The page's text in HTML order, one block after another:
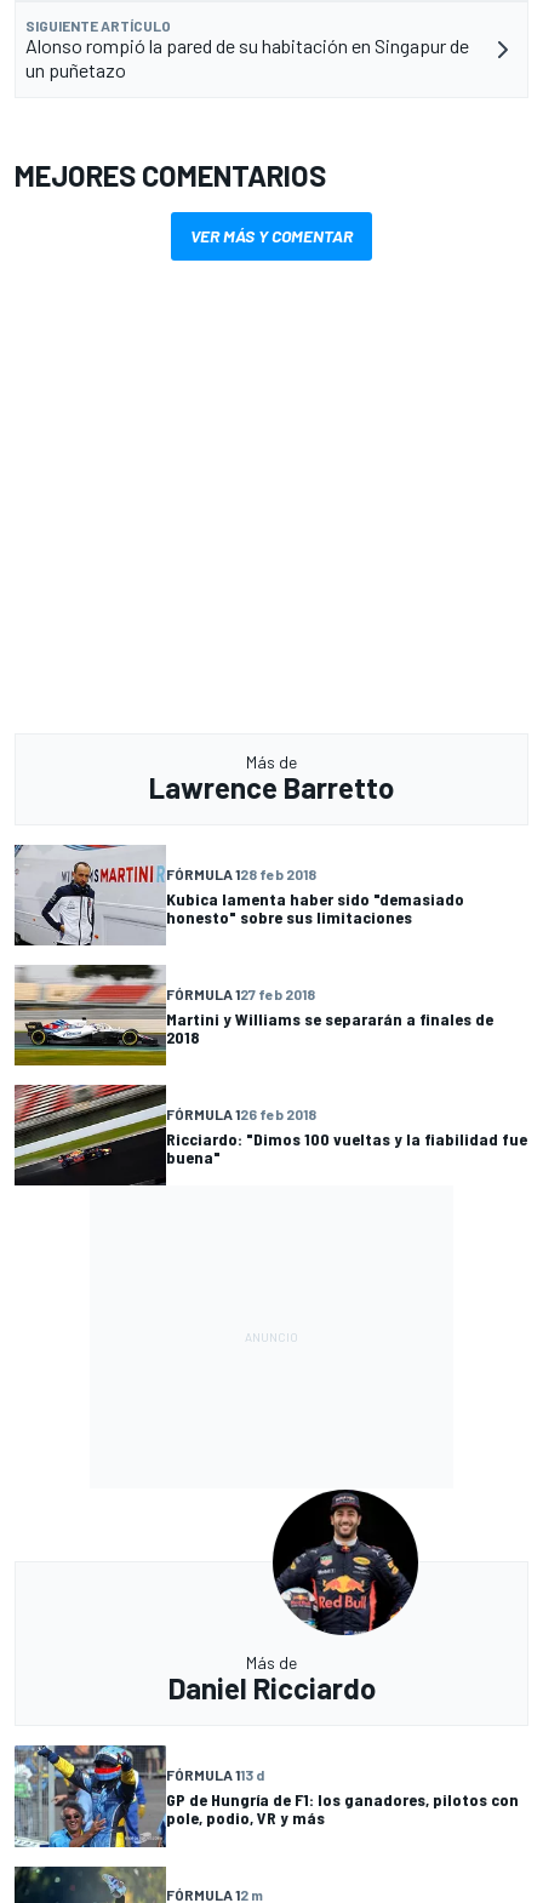
SIGUIENTE ARTÍCULO
Alonso rompió la pared de su habitación en Singapur de
un puñetazo
MEJORES COMENTARIOS
VER MÁS Y COMENTAR
Más de
Lawrence Barretto
FÓRMULA 128 feb 2018
Kubica lamenta haber sido "demasiado
honesto" sobre sus limitaciones
FÓRMULA 127 feb 2018
Martini y Williams se separarán a finales de
2018
FÓRMULA 126 feb 2018
Ricciardo: "Dimos 100 vueltas y la fiabilidad fue
buena"
Más de
Daniel Ricciardo
FÓRMULA 113 d
GP de Hungría de F1: los ganadores, pilotos con
pole, podio, VR y más
FÓRMULA 12 m